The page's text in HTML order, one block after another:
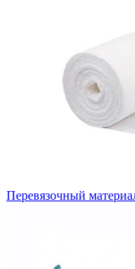
Перевязочный